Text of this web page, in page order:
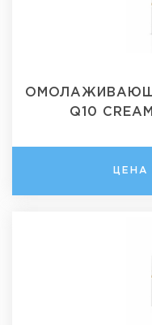
Q10
ЦЕНА